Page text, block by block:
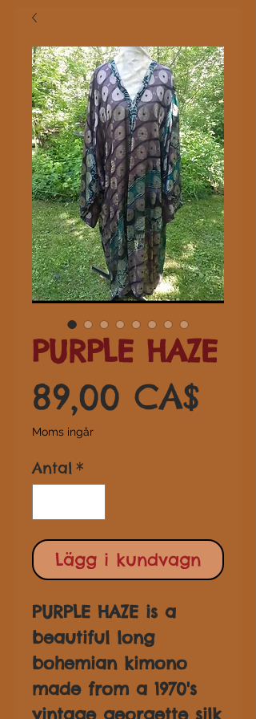
PURPLE HAZE
89,00 CA$
Moms ingår
Antal *
Lägg i kundvagn
PURPLE HAZE is a
beautiful long
bohemian kimono
made from a 1970's
vintage georgette silk